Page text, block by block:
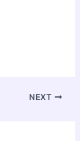
NEXT